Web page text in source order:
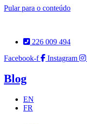
Pular para o conteúdo
226 009 494
Facebook-f
Instagram
Blog
EN
FR